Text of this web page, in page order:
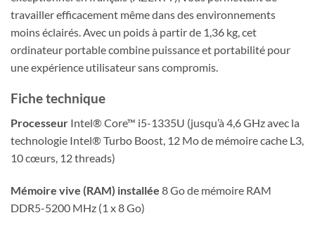
travailler efficacement même dans des environnements
moins éclairés. Avec un poids à partir de 1,36 kg, cet
ordinateur portable combine puissance et portabilité pour
une expérience utilisateur sans compromis.
Fiche technique
Processeur Intel® Core™ i5-1335U (jusqu’à 4,6 GHz avec la
technologie Intel® Turbo Boost, 12 Mo de mémoire cache L3,
10 cœurs, 12 threads)
Mémoire vive (RAM) installée 8 Go de mémoire RAM
DDR5-5200 MHz (1 x 8 Go)